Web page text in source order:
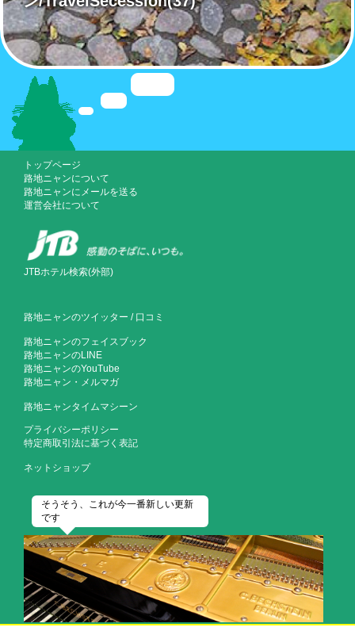
トップページ
路地ニャンについて
路地ニャンにメールを送る
運営会社について
JTBホテル検索(外部)
路地ニャンのツイッター / 口コミ
路地ニャンのフェイスブック
路地ニャンのLINE
路地ニャンのYouTube
路地ニャン・メルマガ
路地ニャンタイムマシーン
プライバシーポリシー
特定商取引法に基づく表記
ネットショップ
そうそう、これが今一番新しい更新
です